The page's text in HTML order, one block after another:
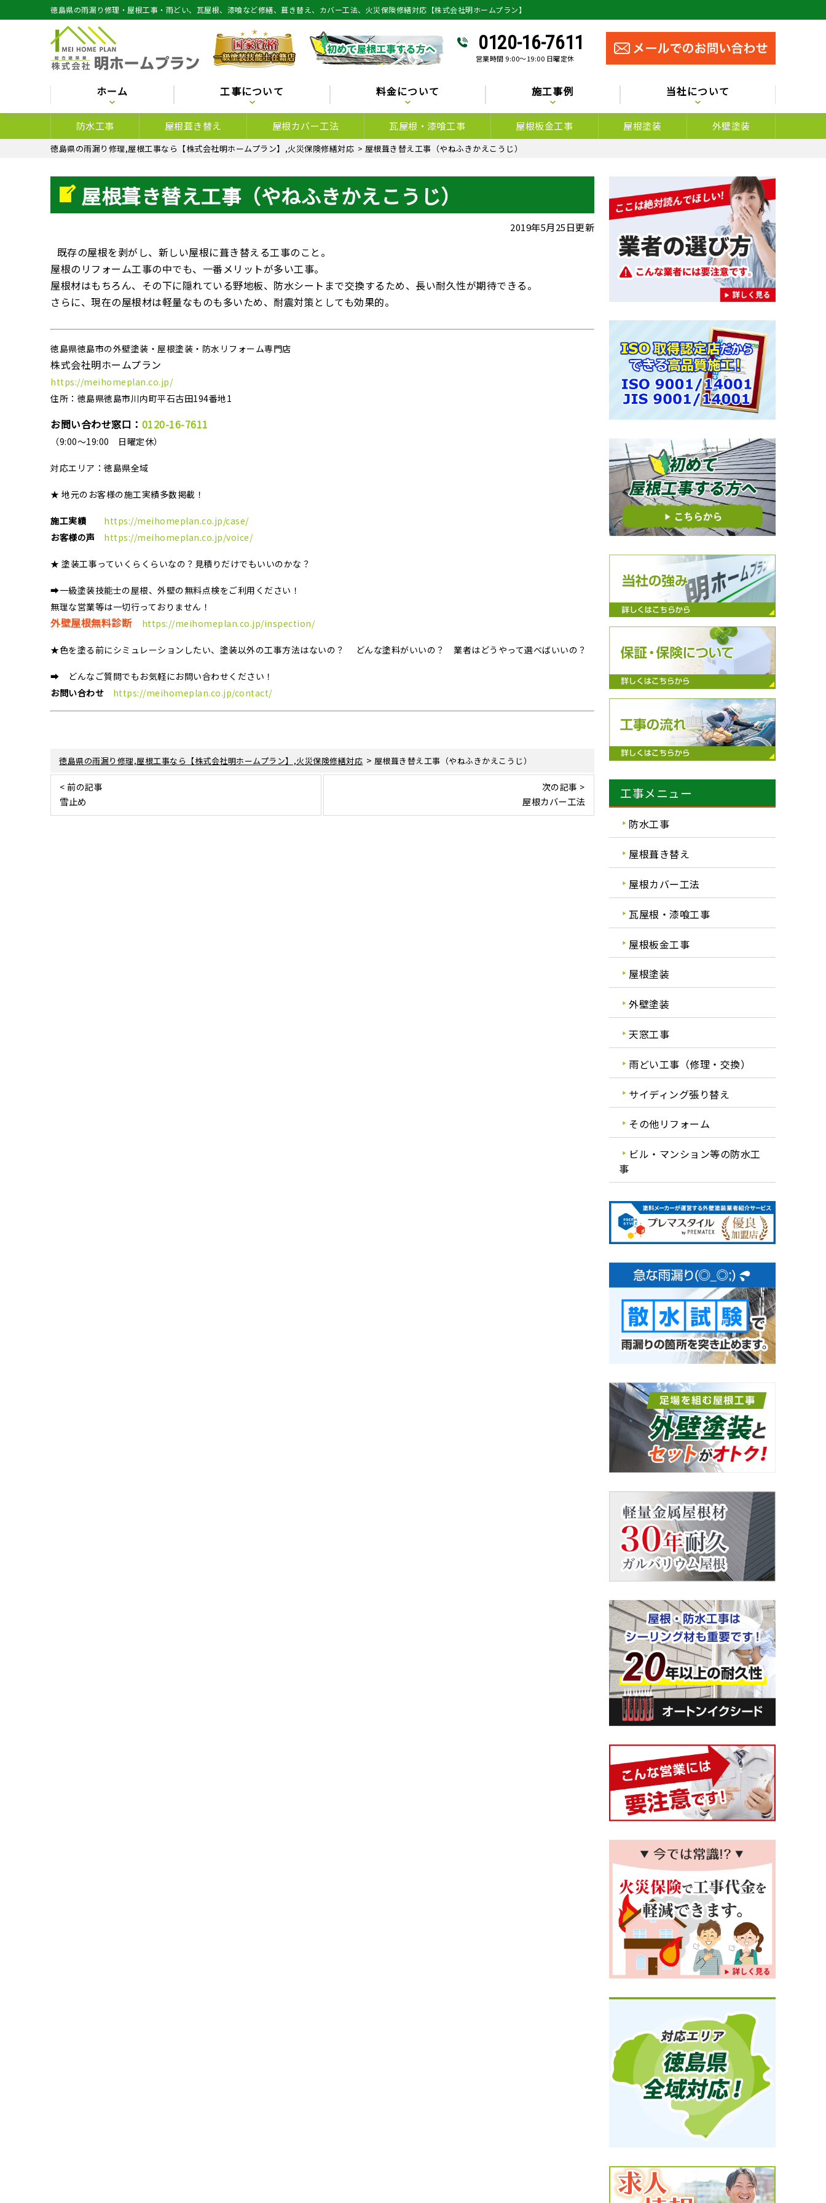
徳島県の雨漏り修理・屋根工事・雨どい、瓦屋根、漆喰など修繕、葺き替え、カバー工法、火災保険修繕対応【株式会社明ホームプラン】
0120-16-7611
営業時間 9:00～19:00 日曜定休
ホーム 工事について 料金について 施工事例 当社について
防水工事 屋根葺き替え 屋根カバー工法 瓦屋根・漆喰工事 屋根板金工事 屋根塗装 外壁塗装
徳島県の雨漏り修理,屋根工事なら【株式会社明ホームプラン】,火災保険修繕対応 > 屋根葺き替え工事（やねふきかえこうじ）
屋根葺き替え工事（やねふきかえこうじ）
2019年5月25日更新
既存の屋根を剥がし、新しい屋根に葺き替える工事のこと。
屋根のリフォーム工事の中でも、一番メリットが多い工事。
屋根材はもちろん、その下に隠れている野地板、防水シートまで交換するため、長い耐久性が期待できる。
さらに、現在の屋根材は軽量なものも多いため、耐震対策としても効果的。
徳島県徳島市の外壁塗装・屋根塗装・防水リフォーム専門店
株式会社明ホームプラン
https://meihomeplan.co.jp/
住所：徳島県徳島市川内町平石古田194番地1
お問い合わせ窓口： 0120-16-7611
（9:00～19:00 日曜定休）
対応エリア： 徳島県全域
★ 地元のお客様の施工実績多数掲載！
施工実績
https://meihomeplan.co.jp/case/
お客様の声
https://meihomeplan.co.jp/voice/
★ 塗装工事っていくらくらいなの？見積りだけでもいいのかな？
➡一級塗装技能士の屋根、外壁の無料点検をご利用ください！
無理な営業等は一切行っておりません！
外壁屋根無料診断 https://meihomeplan.co.jp/inspection/
★色を塗る前にシミュレーションしたい、塗装以外の工事方法はないの？ どんな塗料がいいの？ 業者はどうやって選べばいいの？
➡ どんなご質問でもお気軽にお問い合わせください！
お問い合わせ
https://meihomeplan.co.jp/contact/
徳島県の雨漏り修理,屋根工事なら【株式会社明ホームプラン】,火災保険修繕対応 > 屋根葺き替え工事（やねふきかえこうじ）
< 前の記事
雪止め
次の記事 >
屋根カバー工法
工事メニュー
防水工事
屋根葺き替え
屋根カバー工法
瓦屋根・漆喰工事
屋根板金工事
屋根塗装
外壁塗装
天窓工事
雨どい工事（修理・交換）
サイディング張り替え
その他リフォーム
ビル・マンション等の防水工
事